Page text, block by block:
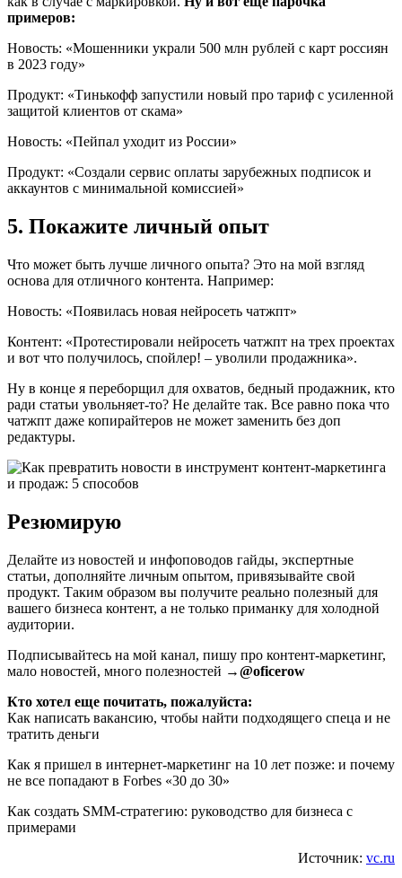
примеров:
Новость: «Мошенники украли 500 млн рублей с карт россиян
в 2023 году»
Продукт: «Тинькофф запустили новый про тариф с усиленной
защитой клиентов от скама»
Новость: «Пейпал уходит из России»
Продукт: «Создали сервис оплаты зарубежных подписок и
аккаунтов с минимальной комиссией»
5. Покажите личный опыт
Что может быть лучше личного опыта? Это на мой взгляд
основа для отличного контента. Например:
Новость: «Появилась новая нейросеть чатжпт»
Контент: «Протестировали нейросеть чатжпт на трех проектах
и вот что получилось, спойлер! – уволили продажника».
Ну в конце я переборщил для охватов, бедный продажник, кто
ради статьи увольняет-то? Не делайте так. Все равно пока что
чатжпт даже копирайтеров не может заменить без доп
редактуры.
Резюмирую
Делайте из новостей и инфоповодов гайды, экспертные
статьи, дополняйте личным опытом, привязывайте свой
продукт. Таким образом вы получите реально полезный для
вашего бизнеса контент, а не только приманку для холодной
аудитории.
Подписывайтесь на мой канал, пишу про контент-маркетинг,
мало новостей, много полезностей →@oficerow
Кто хотел еще почитать, пожалуйста:
Как написать вакансию, чтобы найти подходящего спеца и не
тратить деньги
Как я пришел в интернет-маркетинг на 10 лет позже: и почему
не все попадают в Forbes «30 до 30»
Как создать SMM-стратегию: руководство для бизнеса с
примерами
Источник: vc.ru